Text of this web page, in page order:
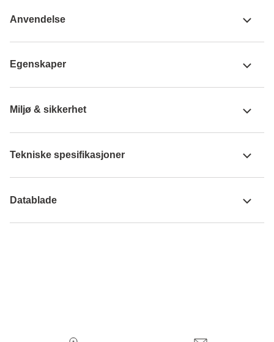
Anvendelse
Egenskaper
Miljø & sikkerhet
Tekniske spesifikasjoner
Datablade